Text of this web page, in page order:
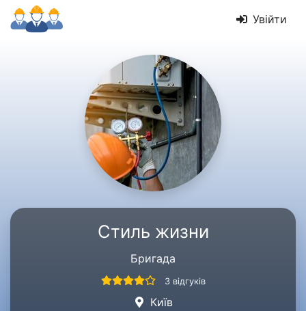
Увійти
Стиль жизни
Бригада
3 відгуків
Київ